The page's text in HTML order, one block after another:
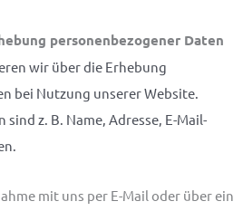
personenbezogener Daten
wir über die Erhebung
bei Nutzung unserer Website.
z. B. Name, Adresse, E-Mail-
mit uns per E-Mail oder über ein